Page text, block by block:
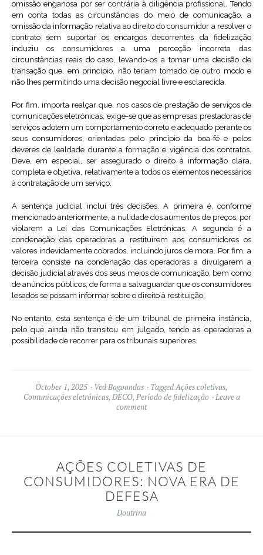
omissão enganosa por ser contrária à diligência profissional. Tendo
em conta todas as circunstâncias do meio de comunicação, a
omissão da informação relativa ao direito do consumidor a resolver o
contrato sem suportar os encargos decorrentes da fidelização
induziu os consumidores a uma perceção incorreta das
circunstâncias reais do caso, levando-os a tomar uma decisão de
transação que, em princípio, não teriam tomado de outro modo e
não lhes permitindo uma decisão negocial livre e esclarecida.
Por fim, importa realçar que, nos casos de prestação de serviços de
comunicações eletrónicas, exige-se que as empresas prestadoras de
serviços adotem um comportamento correto e adequado perante os
seus consumidores, orientadas pelo princípio da boa-fé e pelos
deveres de lealdade durante a formação e vigência dos contratos.
Deve, em especial, ser assegurado o direito à informação clara,
completa e objetiva, relativamente a todos os elementos necessários
à contratação de um serviço.
A sentença judicial inclui três decisões. A primeira é, conforme
mencionado anteriormente, a nulidade dos aumentos de preços, por
violarem a Lei das Comunicações Eletrónicas. A segunda é a
condenação das operadoras a restituírem aos consumidores os
valores indevidamente cobrados, incluindo juros de mora. Por fim, a
terceira consiste na condenação das operadoras a divulgarem a
decisão judicial através dos seus meios de comunicação, bem como
de anúncios públicos, de forma a salvaguardar que os consumidores
lesados se possam informar sobre o direito à restituição.
No entanto, esta sentença é de um tribunal de primeira instância,
pelo que ainda não transitou em julgado, tendo as operadoras a
possibilidade de recorrer para os tribunais superiores.
October 1, 2025 Ved Bagoandas TaggedAções coletivas,
Comunicações eletrónicas, DECO, Período de fidelização
Leave a
comment
AÇÕES COLETIVAS DE
CONSUMIDORES: NOVA ERA DE
DEFESA
Doutrina